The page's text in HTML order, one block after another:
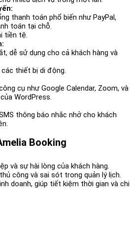
thanh toán phổ biến như PayPal,
toán tại chỗ.
tiền tệ.
dễ sử dụng cho cả khách hàng và
thiết bị di động.
cụ như Google Calendar, Zoom, và
WordPress.
thông báo nhắc nhở cho khách
Booking
và sự hài lòng của khách hàng.
công và sai sót trong quản lý lịch.
doanh, giúp tiết kiệm thời gian và chi